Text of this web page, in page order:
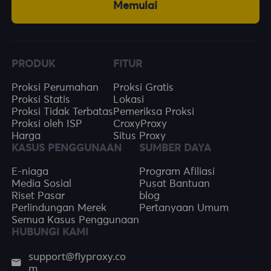
Memulai
PRODUK
Proksi Perumahan
Proksi Statis
Proksi Tidak Terbatas
Proksi oleh ISP
Harga
FITUR
Proksi Gratis
Lokasi
Pemeriksa Proksi
CroxyProxy
Situs Proxy
KASUS PENGGUNAAN
E-niaga
Media Sosial
Riset Pasar
Perlindungan Merek
Semua Kasus Penggunaan
SUMBER DAYA
Program Afiliasi
Pusat Bantuan
blog
Pertanyaan Umum
HUBUNGI KAMI
support@flyproxy.co